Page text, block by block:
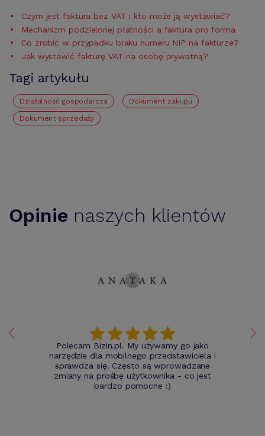
Czym jest faktura bez VAT i kto może ją wystawiać?
Mechanizm podzielonej płatności a faktura pro forma
Co zrobić w przypadku braku numeru NIP na fakturze?
Jak wystawić fakturę VAT na osobę prywatną?
Tagi artykułu
działalność gospodarcza Dokument zakupu
Dokument sprzedaży
Opinie naszych klientów
Polecam Bizin.pl. My używamy go jako
narzędzie dla mobilnego przedstawiciela i
sprawdza się. Często są wprowadzane
zmiany na prośbę użytkownika - co jest
bardzo pomocne :)